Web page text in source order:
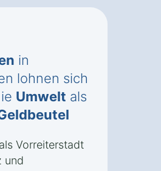
in
lohnen sich
Umwelt als
Vorreiterstadt
und